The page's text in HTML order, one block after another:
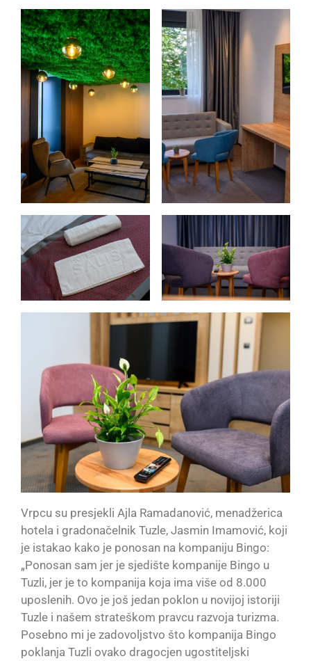
Vrpcu su presjekli Ajla Ramadanović, menadžerica
hotela i gradonačelnik Tuzle, Jasmin Imamović, koji
je istakao kako je ponosan na kompaniju Bingo:
„Ponosan sam jer je sjedište kompanije Bingo u
Tuzli, jer je to kompanija koja ima više od 8.000
uposlenih. Ovo je još jedan poklon u novijoj istoriji
Tuzle i našem strateškom pravcu razvoja turizma.
Posebno mi je zadovoljstvo što kompanija Bingo
poklanja Tuzli ovako dragocjen ugostiteljski